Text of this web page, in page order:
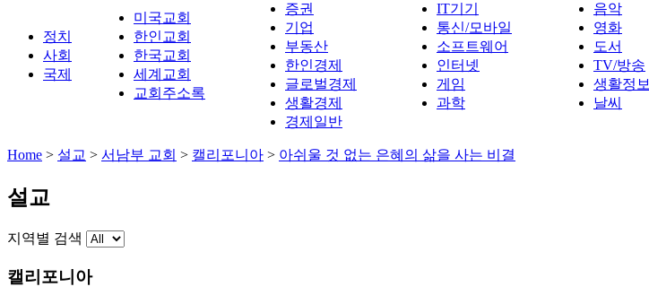
정치
사회
국제
미국교회
한인교회
한국교회
세계교회
교회주소록
증권
기업
부동산
한인경제
글로벌경제
생활경제
경제일반
IT기기
통신/모바일
소프트웨어
인터넷
게임
과학
음악
영화
도서
TV/방송
생활정보
날씨
Home > 설교 > 서남부 교회 > 캘리포니아 > 아쉬울 것 없는 은혜의 삶을 사는 비결
설교
지역별 검색
캘리포니아